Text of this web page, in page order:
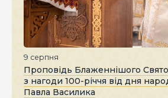
9 серпня
Проповідь Блаженнішого
з нагоди 100-річчя від дня
Павла Василика